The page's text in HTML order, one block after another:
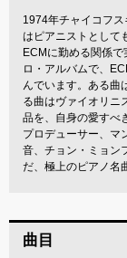
1974年チャイコフ
はピアニストとして
ECMに勤める関係
ロ・アルバムで、
んでいます。ある曲
る曲はヴァイオリニ
品を、自身の愛すべ
プロデューサー、マ
音、チョン・ミョン
だ、極上のピアノ名
曲目